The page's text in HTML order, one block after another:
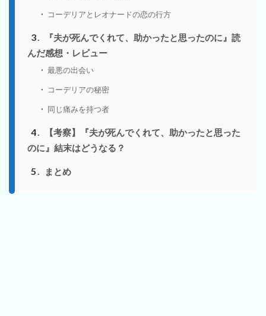
コーデリアとレオナードの恋の行方
3
『夫が死んでくれて、助かったと思ったのに』読
んだ感想・レビュー
最悪の出会い
コーデリアの秘密
同じ痛みを持つ者
4
【考察】『夫が死んでくれて、助かったと思った
のに』結末はどうなる？
5 まとめ